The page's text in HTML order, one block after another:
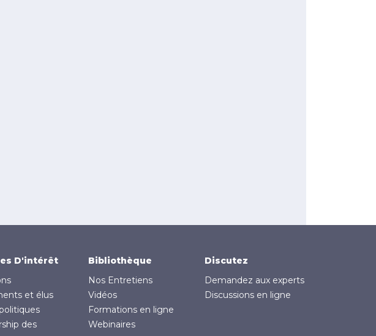
D'intérêt
et élus
des
Bibliothèque
Nos Entretiens
Vidéos
Formations en ligne
Webinaires
Discutez
Demandez aux experts
Discussions en ligne